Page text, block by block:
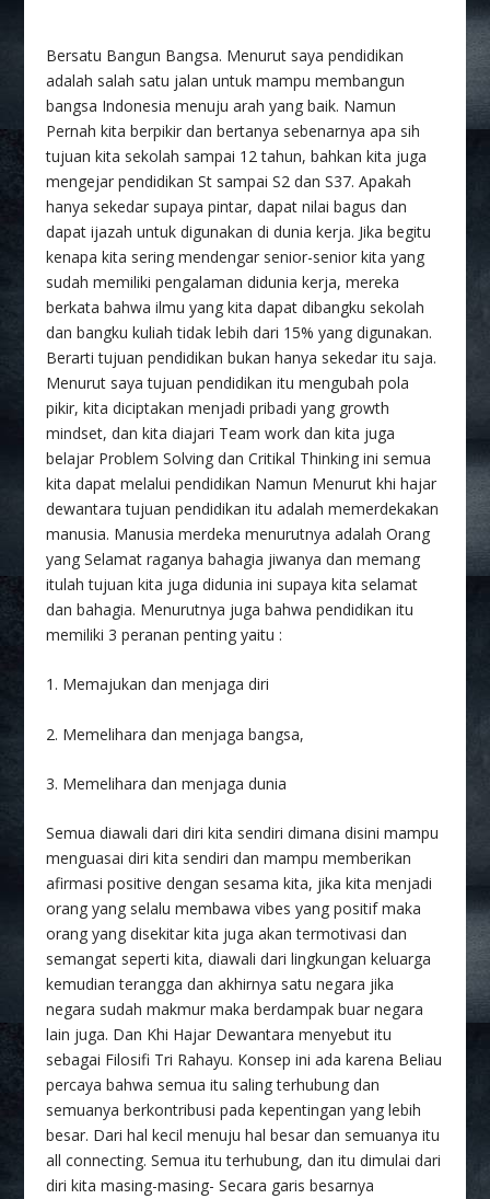
Bersatu Bangun Bangsa. Menurut saya pendidikan
adalah salah satu jalan untuk mampu membangun
bangsa Indonesia menuju arah yang baik. Namun
Pernah kita berpikir dan bertanya sebenarnya apa sih
tujuan kita sekolah sampai 12 tahun, bahkan kita juga
mengejar pendidikan St sampai S2 dan S37. Apakah
hanya sekedar supaya pintar, dapat nilai bagus dan
dapat ijazah untuk digunakan di dunia kerja. Jika begitu
kenapa kita sering mendengar senior-senior kita yang
sudah memiliki pengalaman didunia kerja, mereka
berkata bahwa ilmu yang kita dapat dibangku sekolah
dan bangku kuliah tidak lebih dari 15% yang digunakan.
Berarti tujuan pendidikan bukan hanya sekedar itu saja.
Menurut saya tujuan pendidikan itu mengubah pola
pikir, kita diciptakan menjadi pribadi yang growth
mindset, dan kita diajari Team work dan kita juga
belajar Problem Solving dan Critikal Thinking ini semua
kita dapat melalui pendidikan Namun Menurut khi hajar
dewantara tujuan pendidikan itu adalah memerdekakan
manusia. Manusia merdeka menurutnya adalah Orang
yang Selamat raganya bahagia jiwanya dan memang
itulah tujuan kita juga didunia ini supaya kita selamat
dan bahagia. Menurutnya juga bahwa pendidikan itu
memiliki 3 peranan penting yaitu :
1. Memajukan dan menjaga diri
2. Memelihara dan menjaga bangsa,
3. Memelihara dan menjaga dunia
Semua diawali dari diri kita sendiri dimana disini mampu
menguasai diri kita sendiri dan mampu memberikan
afirmasi positive dengan sesama kita, jika kita menjadi
orang yang selalu membawa vibes yang positif maka
orang yang disekitar kita juga akan termotivasi dan
semangat seperti kita, diawali dari lingkungan keluarga
kemudian terangga dan akhirnya satu negara jika
negara sudah makmur maka berdampak buar negara
lain juga. Dan Khi Hajar Dewantara menyebut itu
sebagai Filosifi Tri Rahayu. Konsep ini ada karena Beliau
percaya bahwa semua itu saling terhubung dan
semuanya berkontribusi pada kepentingan yang lebih
besar. Dari hal kecil menuju hal besar dan semuanya itu
all connecting. Semua itu terhubung, dan itu dimulai dari
diri kita masing-masing- Secara garis besarnya